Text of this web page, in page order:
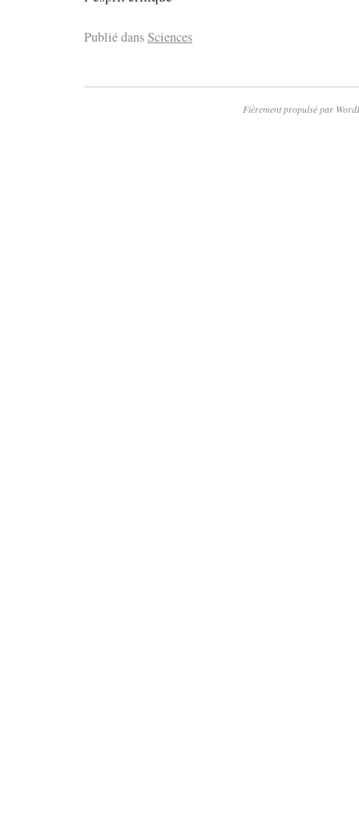
Publié dansSciences
Fièrement propulsé par